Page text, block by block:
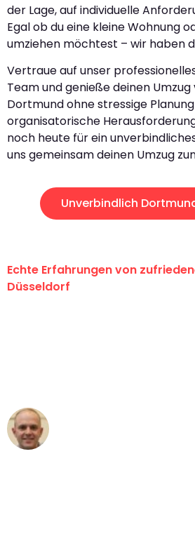
der Lage, auf individuelle
Egal ob du eine kleine Wohnung
umziehen möchtest – wir haben
Vertraue auf unser
Team und genieße deinen
Dortmund ohne stressige
organisatorische
noch heute für ein
uns gemeinsam deinen Umzug
Unverbindlich
Echte Erfahrungen von
Düsseldorf